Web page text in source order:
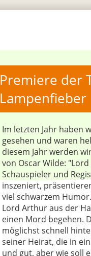
Premiere der
Lampenfieber
Im letzten Jahr haben
gesehen und waren
diesem Jahr werden
von Oscar Wilde:
Schauspieler und
inszeniert,
viel schwarzem
Lord Arthur aus der
einen Mord begehen.
möglichst schnell
seiner Heirat, die in
und gut, aber wie soll